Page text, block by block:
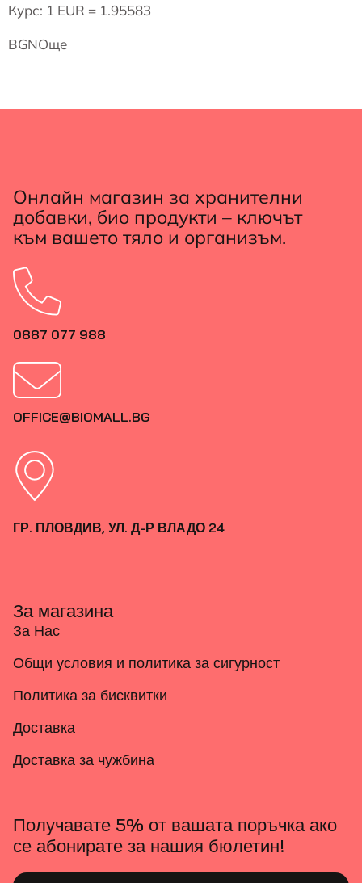
Курс: 1 EUR = 1.95583
BGNОще
Онлайн магазин за хранителни
добавки, био продукти – ключът
към вашето тяло и организъм.
0887 077 988
OFFICE@BIOMALL.BG
ГР. ПЛОВДИВ, УЛ. Д-Р ВЛАДО 24
За магазина
За Нас
Общи условия и политика за сигурност
Политика за бисквитки
Доставка
Доставка за чужбина
Получавате 5% от вашата поръчка ако
се абонирате за нашия бюлетин!